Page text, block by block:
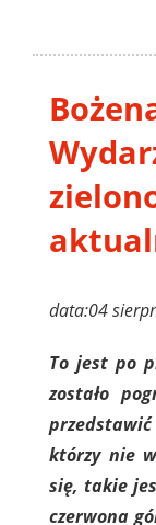
data:04
To jest po
zostało
którzy nie
się, takie
czerwona